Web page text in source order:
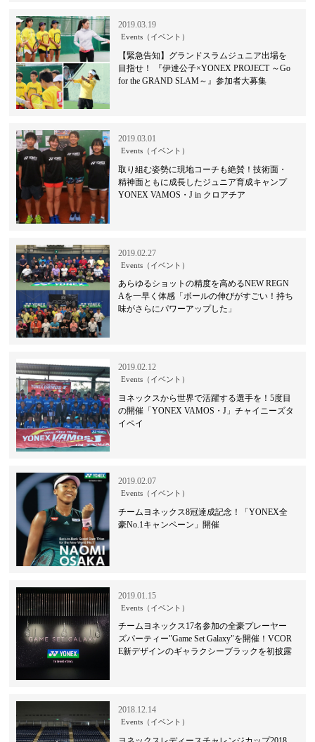
2019.03.19
Events（イベント）
【緊急告知】グランドスラムジュニア出場を
目指せ！ 『伊達公子×YONEX PROJECT ～Go
for the GRAND SLAM～』参加者大募集
2019.03.01
Events（イベント）
取り組む姿勢に現地コーチも絶賛！技術面・
精神面ともに成長したジュニア育成キャンプ
YONEX VAMOS・J in クロアチア
2019.02.27
Events（イベント）
あらゆるショットの精度を高めるNEW REGN
Aを一早く体感「ボールの伸びがすごい！持ち
味がさらにパワーアップした」
2019.02.12
Events（イベント）
ヨネックスから世界で活躍する選手を！5度目
の開催「YONEX VAMOS・J」チャイニーズタ
イペイ
2019.02.07
Events（イベント）
チームヨネックス8冠達成記念！「YONEX全
豪No.1キャンペーン」開催
2019.01.15
Events（イベント）
チームヨネックス17名参加の全豪プレーヤー
ズパーティー"Game Set Galaxy"を開催！VCOR
E新デザインのギャラクシーブラックを初披露
2018.12.14
Events（イベント）